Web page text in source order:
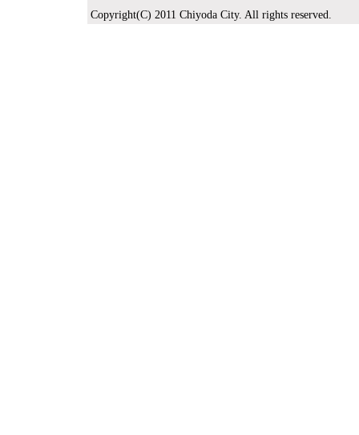
Copyright(C) 2011 Chiyoda City. All rights reserved.